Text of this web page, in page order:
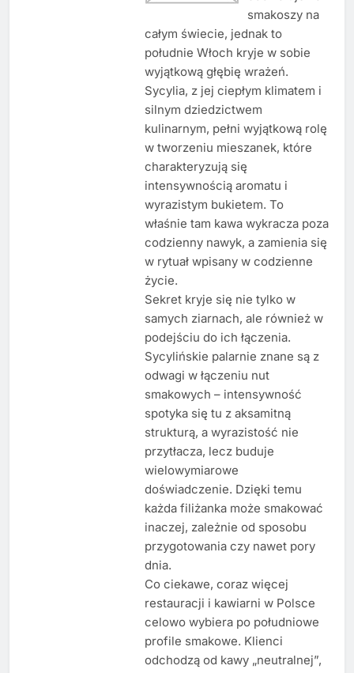
smakoszy na
całym świecie, jednak to
południe Włoch kryje w sobie
wyjątkową głębię wrażeń.
Sycylia, z jej ciepłym klimatem i
silnym dziedzictwem
kulinarnym, pełni wyjątkową rolę
w tworzeniu mieszanek, które
charakteryzują się
intensywnością aromatu i
wyrazistym bukietem. To
właśnie tam kawa wykracza poza
codzienny nawyk, a zamienia się
w rytuał wpisany w codzienne
życie.
Sekret kryje się nie tylko w
samych ziarnach, ale również w
podejściu do ich łączenia.
Sycylińskie palarnie znane są z
odwagi w łączeniu nut
smakowych – intensywność
spotyka się tu z aksamitną
strukturą, a wyrazistość nie
przytłacza, lecz buduje
wielowymiarowe
doświadczenie. Dzięki temu
każda filiżanka może smakować
inaczej, zależnie od sposobu
przygotowania czy nawet pory
dnia.
Co ciekawe, coraz więcej
restauracji i kawiarni w Polsce
celowo wybiera po południowe
profile smakowe. Klienci
odchodzą od kawy „neutralnej”,